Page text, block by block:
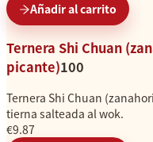
Añadir al carrito
Ternera Shi Chuan
picante)100
Ternera Shi Chuan
tierna salteada al wok.
€9.87